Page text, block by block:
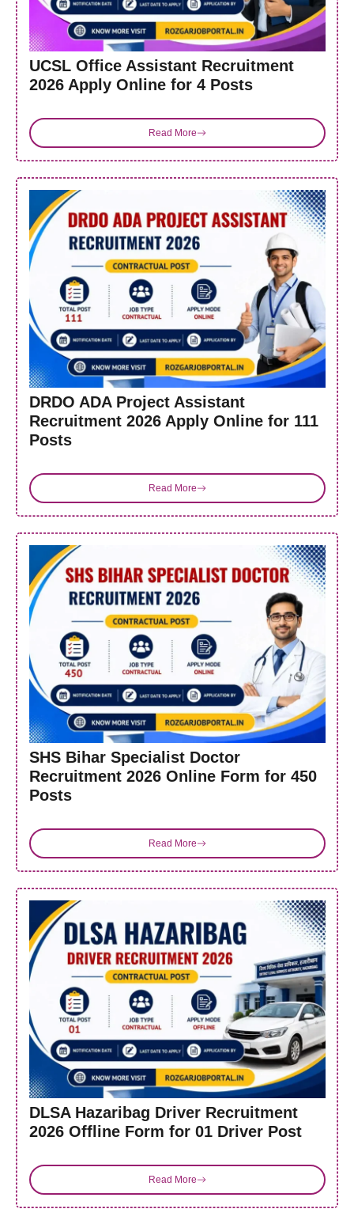
UCSL Office Assistant Recruitment
2026 Apply Online for 4 Posts
Read More
DRDO ADA Project Assistant
Recruitment 2026 Apply Online for 111
Posts
Read More
SHS Bihar Specialist Doctor
Recruitment 2026 Online Form for 450
Posts
Read More
DLSA Hazaribag Driver Recruitment
2026 Offline Form for 01 Driver Post
Read More